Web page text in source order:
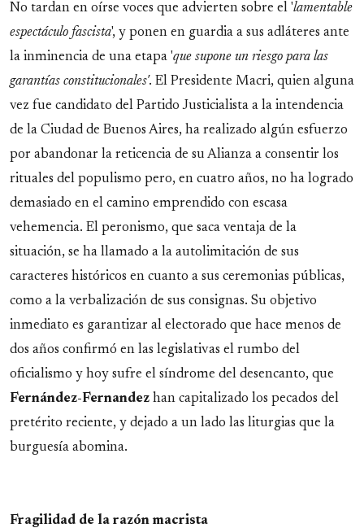
No tardan en oírse voces que advierten sobre el 'lamentable
espectáculo fascista', y ponen en guardia a sus adláteres ante
la inminencia de una etapa 'que supone un riesgo para las
garantías constitucionales'. El Presidente Macri, quien alguna
vez fue candidato del Partido Justicialista a la intendencia
de la Ciudad de Buenos Aires, ha realizado algún esfuerzo
por abandonar la reticencia de su Alianza a consentir los
rituales del populismo pero, en cuatro años, no ha logrado
demasiado en el camino emprendido con escasa
vehemencia. El peronismo, que saca ventaja de la
situación, se ha llamado a la autolimitación de sus
caracteres históricos en cuanto a sus ceremonias públicas,
como a la verbalización de sus consignas. Su objetivo
inmediato es garantizar al electorado que hace menos de
dos años confirmó en las legislativas el rumbo del
oficialismo y hoy sufre el síndrome del desencanto, que
Fernández-Fernandez han capitalizado los pecados del
pretérito reciente, y dejado a un lado las liturgias que la
burguesía abomina.
Fragilidad de la razón macrista